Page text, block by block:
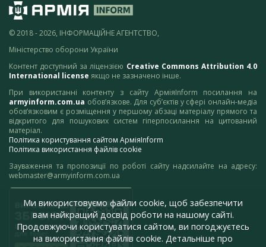
© 2018 - 2026, ІНФОРМАЦІЙНЕ АГЕНТСТВО,
Міністерство оборони України
Контент доступний за ліцензією Creative Commons Attribution 4.0
International license якщо не зазначено інше.
При використанні контенту з сайту АрміяInform посилання на
armyinform.com.ua обов’язкове. Для суб’єктів у сфері онлайн-медіа
обов’язковим є розміщення у першому абзаці матеріалу прямого та
відкритого для пошукових систем гіперпосилання на цитований
матеріал.
Політика користування сайтом АрміяInform
Політика використання файлів cookie
Зауваження та пропозиції по роботі сайту надсилайте на адресу:
webmaster@armyinform.com.ua
Ми використовуємо файли cookie, щоб забезпечити
вам найкращий досвід роботи на нашому сайті.
Продовжуючи користуватися сайтом, ви погоджуєтесь
на використання файлів cookie. Детальніше про